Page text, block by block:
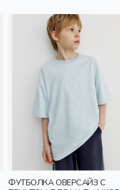
ФУТБОЛКА ОВЕРСАЙЗ С